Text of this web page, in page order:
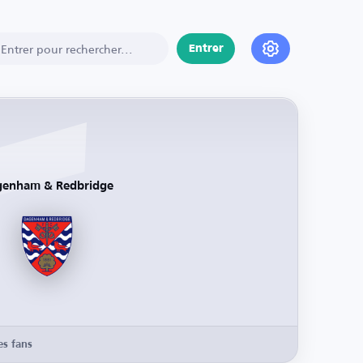
Entrer
& Redbridge
fans